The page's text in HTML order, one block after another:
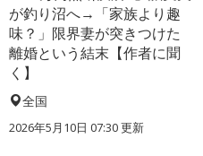
が釣り沼へ→「家族より趣
味？」限界妻が突きつけた
離婚という結末【作者に聞
く】
全国
2026年5月10日 07:30 更新